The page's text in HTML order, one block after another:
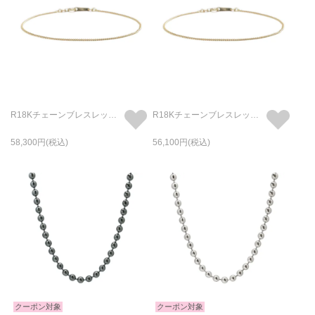
58,300 56,100
クーポン対象 クーポン対象